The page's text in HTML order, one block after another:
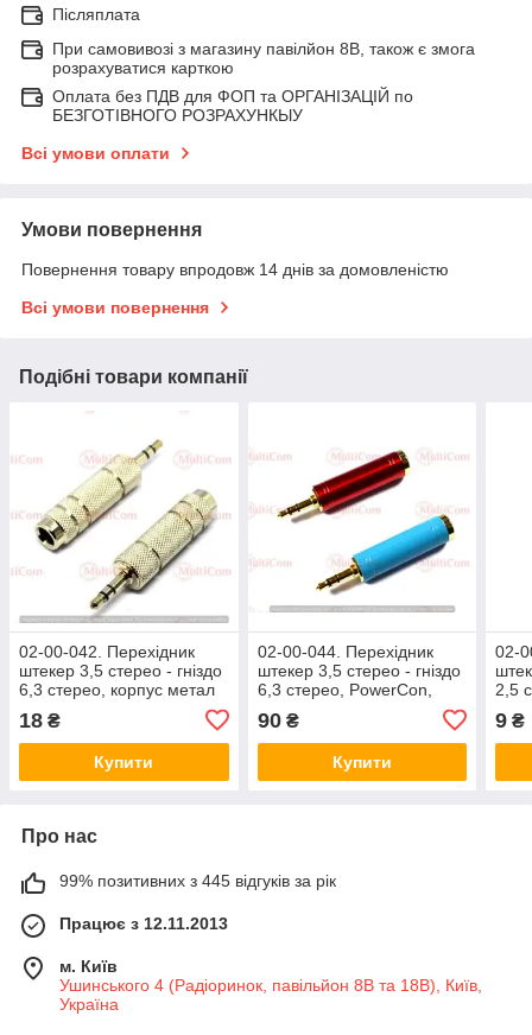
Післяплата
При самовивозі з магазину павілйон 8В, також є змога
розрахуватися карткою
Оплата без ПДВ для ФОП та ОРГАНІЗАЦІЙ по
БЕЗГОТІВНОГО РОЗРАХУНКЫУ
Всі умови оплати
Умови повернення
Повернення товару впродовж 14 днів за домовленістю
Всі умови повернення
Подібні товари компанії
02-00-042. Перехідник
штекер 3,5 стерео - гніздо
6,3 стерео, корпус метал
18 ₴
Купити
02-00-044. Перехідник
штекер 3,5 стерео - гніздо
6,3 стерео, PowerCon,
синій
90₴
Купити
02-
2,5
9 ₴
Про нас
99% позитивних з 445 відгуків за рік
Працює з 12.11.2013
м. Київ
Ушинського 4 (Радіоринок, павільйон 8В та 18В), Київ,
Україна